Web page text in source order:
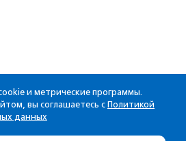
и метрические программы.
вы соглашаетесь с Политикой
данных